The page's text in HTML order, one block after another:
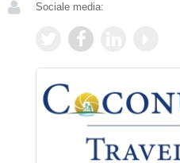
Sociale media: